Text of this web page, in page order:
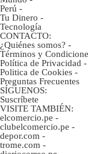
Perú -
Tu Dinero -
Tecnología
CONTACTO:
¿Quiénes somos? -
Términos y
Política de Privacidad -
Politica de Cookies -
Preguntas Frecuentes
SÍGUENOS:
Suscríbete
VISITE TAMBIÉN:
elcomercio.pe -
clubelcomercio.pe -
depor.com -
trome.com -